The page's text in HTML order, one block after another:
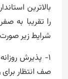
بالاترین
را تقریبا به
شرایط زیر
1- پذیرش
صف انتظار